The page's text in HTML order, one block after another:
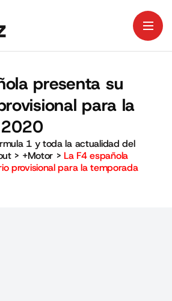
presenta su
para la
1 y toda la actualidad del
> +Motor > La F4 española
provisional para la temporada